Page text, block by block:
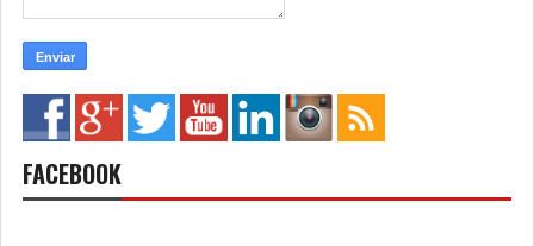
FACEBOOK